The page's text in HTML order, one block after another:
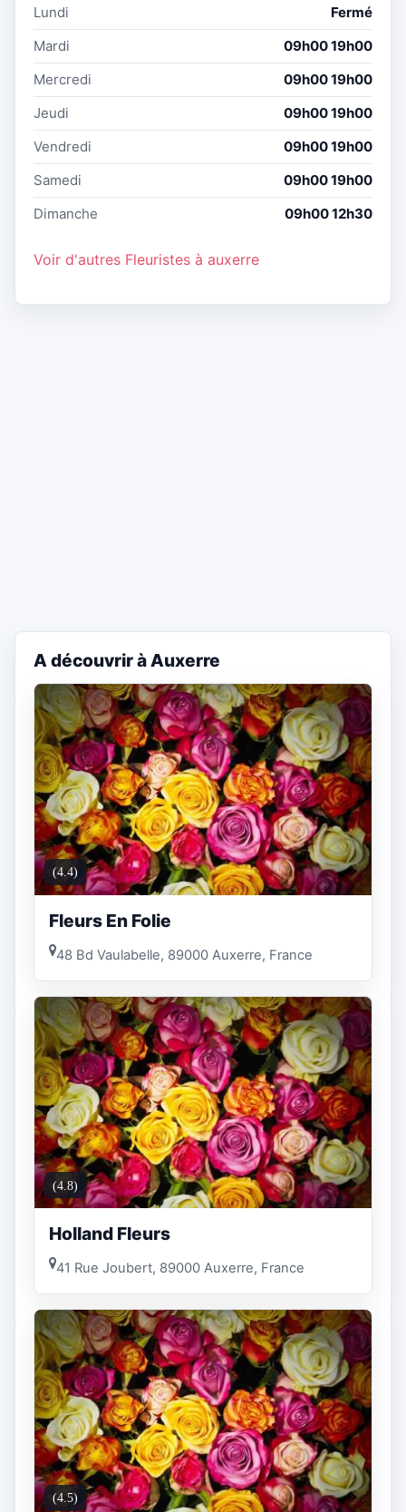
Lundi
Fermé
Mardi
09h00 19h00
Mercredi
09h00 19h00
Jeudi
09h00 19h00
Vendredi
09h00 19h00
Samedi
09h00 19h00
Dimanche
09h00 12h30
Voir d'autres Fleuristes à auxerre
A découvrir à Auxerre
(4.4)
Fleurs En Folie
48 Bd Vaulabelle, 89000 Auxerre, France
(4.8)
Holland Fleurs
41 Rue Joubert, 89000 Auxerre, France
(4.5)